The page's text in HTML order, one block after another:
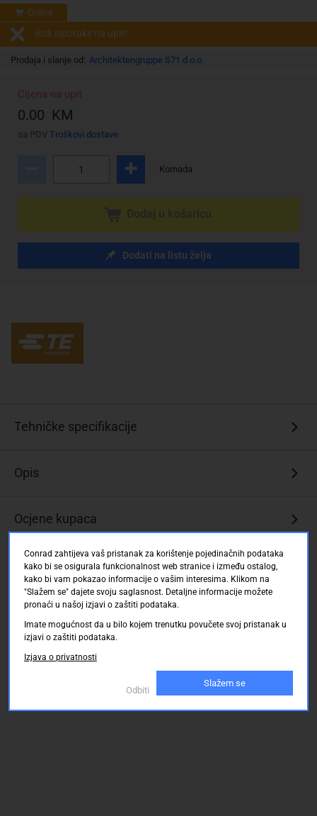
Online
Rok isporuke na upit!
Prodaja i slanje od: Architektengruppe S71 d.o.o.
Cijena na upit
0.00 KM
sa PDV Troškovi dostave
Komada
Dodati na listu želja
Tehničke specifikacije
Opis
Ocjene kupaca
Conrad zahtijeva vaš pristanak za korištenje pojedinačnih podataka
kako bi se osigurala funkcionalnost web stranice i između ostalog,
kako bi vam pokazao informacije o vašim interesima. Klikom na
"Slažem se" dajete svoju saglasnost. Detaljne informacije možete
pronaći u našoj izjavi o zaštiti podataka.
Imate mogućnost da u bilo kojem trenutku povučete svoj pristanak u
izjavi o zaštiti podataka.
Izjava o privatnosti
Odbiti
Slažem se